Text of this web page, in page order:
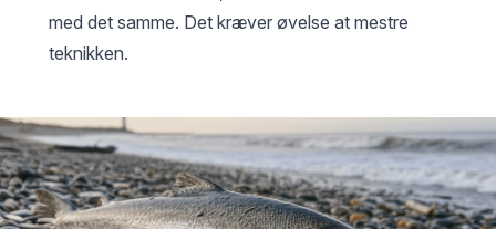
med det samme. Det kræver øvelse at mestre
teknikken.